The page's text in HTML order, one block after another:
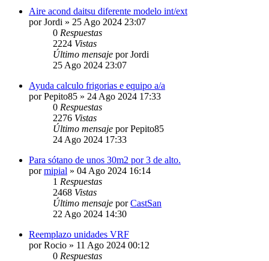
Aire acond daitsu diferente modelo int/ext
porJordi » 25 Ago 2024 23:07
0 Respuestas
2224 Vistas
Último mensaje porJordi
25 Ago 2024 23:07
Ayuda calculo frigorias e equipo a/a
porPepito85 » 24 Ago 2024 17:33
0 Respuestas
2276 Vistas
Último mensaje porPepito85
24 Ago 2024 17:33
Para sótano de unos 30m2 por 3 de alto.
pormipial » 04 Ago 2024 16:14
1 Respuestas
2468 Vistas
Último mensaje porCastSan
22 Ago 2024 14:30
Reemplazo unidades VRF
porRocio » 11 Ago 2024 00:12
0 Respuestas